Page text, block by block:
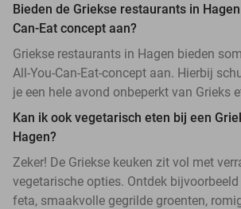
Bieden de Griekse restaurants in
Can-Eat concept aan?
Griekse restaurants in Hagen bieden
All-You-Can-Eat-concept aan. Hierbij
je een hele avond onbeperkt van Grieks
Kan ik ook vegetarisch eten bij een
Hagen?
Zeker! De Griekse keuken zit vol met
vegetarische opties. Ontdek
feta, smaakvolle gegrilde groenten,